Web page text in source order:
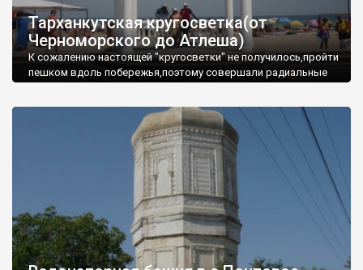
Тарханкутская кругосветка(от
Черноморского до Атлеша)
К сожалению настоящей "кругосветки" не получилось,пройти
пешком вдоль побережья,поэтому совершали радиальные